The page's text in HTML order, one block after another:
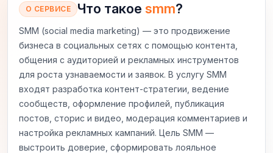
О СЕРВИСЕ Что такоеsmm?
SMM (social media marketing) — это продвижение
бизнеса в социальных сетях с помощью контента,
общения с аудиторией и рекламных инструментов
для роста узнаваемости и заявок. В услугу SMM
входят разработка контент‑стратегии, ведение
сообществ, оформление профилей, публикация
постов, сторис и видео, модерация комментариев и
настройка рекламных кампаний. Цель SMM —
выстроить доверие, сформировать лояльное